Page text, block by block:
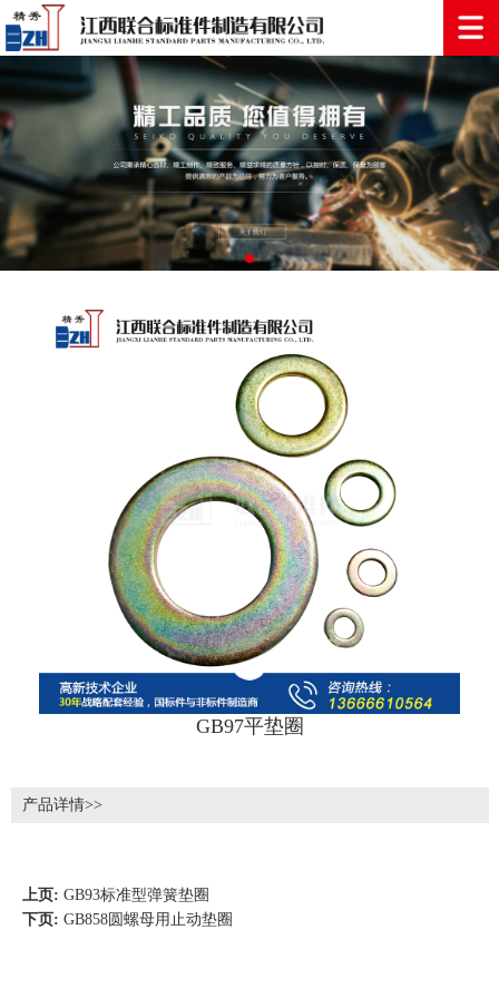
GB97平垫圈
产品详情>>
上页: GB93标准型弹簧垫圈
下页: GB858圆螺母用止动垫圈